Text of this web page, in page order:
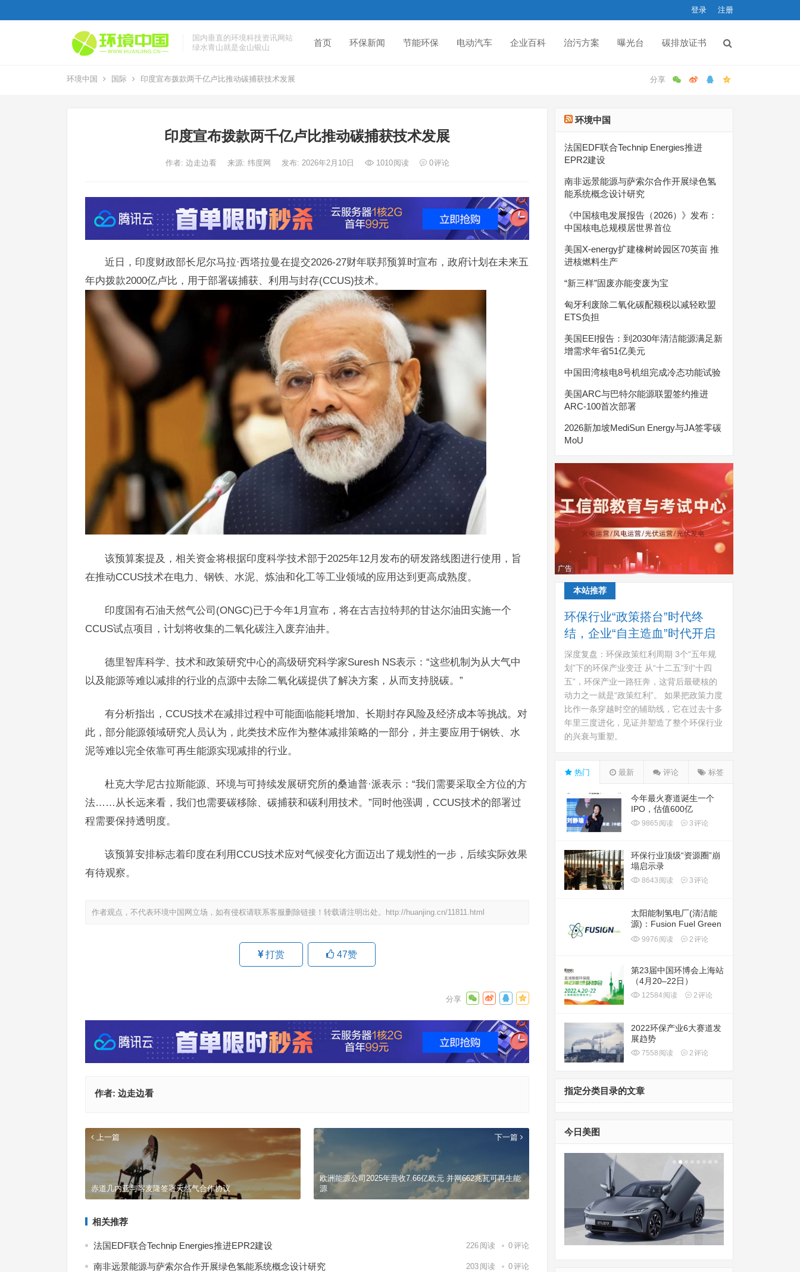
登录 注册
国内垂直的环境科技资讯网站
绿水青山就是金山银山
首页 环保新闻 节能环保 电动汽车 企业百科 治污方案 曝光台 碳排放证书
环境中国 国际 印度宣布拨款两千亿卢比推动碳捕获技术发展
印度宣布拨款两千亿卢比推动碳捕获技术发展
作者: 边走边看 来源: 纬度网 发布: 2026年2月10日 1010阅读 0评论
近日，印度财政部长尼尔马拉·西塔拉曼在提交2026-27财年联邦预算时宣布，政府计划在未来五
年内拨款2000亿卢比，用于部署碳捕获、利用与封存(CCUS)技术。
该预算案提及，相关资金将根据印度科学技术部于2025年12月发布的研发路线图进行使用，旨
在推动CCUS技术在电力、钢铁、水泥、炼油和化工等工业领域的应用达到更高成熟度。
印度国有石油天然气公司(ONGC)已于今年1月宣布，将在古吉拉特邦的甘达尔油田实施一个
CCUS试点项目，计划将收集的二氧化碳注入废弃油井。
德里智库科学、技术和政策研究中心的高级研究科学家Suresh NS表示：“这些机制为从大气中
以及能源等难以减排的行业的点源中去除二氧化碳提供了解决方案，从而支持脱碳。”
有分析指出，CCUS技术在减排过程中可能面临能耗增加、长期封存风险及经济成本等挑战。对
此，部分能源领域研究人员认为，此类技术应作为整体减排策略的一部分，并主要应用于钢铁、水
泥等难以完全依靠可再生能源实现减排的行业。
杜克大学尼古拉斯能源、环境与可持续发展研究所的桑迪普·派表示：“我们需要采取全方位的方
法……从长远来看，我们也需要碳移除、碳捕获和碳利用技术。”同时他强调，CCUS技术的部署过
程需要保持透明度。
该预算安排标志着印度在利用CCUS技术应对气候变化方面迈出了规划性的一步，后续实际效果
有待观察。
作者观点，不代表环境中国网立场，如有侵权请联系客服删除链接！转载请注明出处。 http://huanjing.cn/11811.html
打赏 47赞
作者: 边走边看
上一篇
赤道几内亚与喀麦隆签署天然气合作协议
下一篇
欧洲能源公司2025年营收7.66亿欧元 并网662兆瓦可再生能
源
相关推荐
法国EDF联合Technip Energies推进EPR2建设 226 阅读 0评论
南非远景能源与萨索尔合作开展绿色氢能系统概念设计研究 203 阅读 0评论
环境中国
法国EDF联合Technip Energies推进
EPR2建设
南非远景能源与萨索尔合作开展绿色氢
能系统概念设计研究
《中国核电发展报告（2026）》发布：
中国核电总规模居世界首位
美国X-energy扩建橡树岭园区70英亩 推
进核燃料生产
“新三样”固废亦能变废为宝
匈牙利废除二氧化碳配额税以减轻欧盟
ETS负担
美国EEI报告：到2030年清洁能源满足新
增需求年省51亿美元
中国田湾核电8号机组完成冷态功能试验
美国ARC与巴特尔能源联盟签约推进
ARC-100首次部署
2026新加坡MediSun Energy与JA签零碳
MoU
广告
本站推荐
环保行业“政策搭台”时代终
结，企业“自主造血”时代开启
深度复盘：环保政策红利周期 3个“五年规
划”下的环保产业变迁 从“十二五”到“十四
五”，环保产业一路狂奔，这背后最硬核的
动力之一就是“政策红利”。 如果把政策力度
比作一条穿越时空的辅助线，它在过去十多
年里三度进化，见证并塑造了整个环保行业
的兴衰与重塑。
热门 最新 评论 标签
今年最火赛道诞生一个
IPO，估值600亿
9865 阅读 3评论
环保行业顶级“资源圈”崩
塌启示录
8643 阅读 3评论
太阳能制氢电厂(清洁能
源)：Fusion Fuel Green
plc(HTOO)
9976 阅读 2评论
第23届中国环博会上海站
（4月20–22日）
12584 阅读 2评论
2022环保产业6大赛道发
展趋势
7558 阅读 2评论
指定分类目录的文章
今日美图